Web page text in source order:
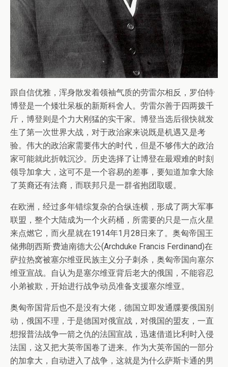
跟自信优雅，浑身散发着领袖气质的劳雷尔相反，罗伯特·
博登是一个矮壮呆板的新斯科舍人。劳雷尔善于四两拨千
斤，博登则是个力大刚猛的实干家。博登当选后很快就发
生了第一次世界大战，对于政治家来说既是机遇又是考
验。伟大的政治家需要伟大的时代，但是不够伟大的政治
家可能就此折戟沉沙。历史选择了让博登在最艰难的时刻
领导加拿大，这可不是一个容易的差事，要知道加拿大除
了英裔还有法裔，而联邦只是一群省抱团取暖。
在欧洲，经过多年错综复杂的合纵连横，形成了两大军事
联盟，整个大陆成为一个火药桶，所需要的只是一点火星
来点燃它，而火星就在1914年1月28日来了。奥匈帝国王
储弗朗西斯·费迪南德大公(Archduke Francis Ferdinand)在
萨拉热窝被塞尔维亚民族主义分子刺杀，奥匈帝国向塞尔
维亚宣战。自认为是塞尔维亚背后老大的俄国，不能容忍
小弟被欺，开始进行战争动员准备支援塞尔维亚。
奥匈帝国背后也不是没有大佬，德国立即发通牒要俄国别
动，俄国不理，于是德国对俄宣战，对俄国的盟友，一直
想报普法战争一箭之仇的法国宣战，迅速借道比利时入侵
法国，这又把大英帝国卷了进来。作为大英帝国的一部分
的加拿大，自动进入了战争，这就是为什么萨斯卡通的男